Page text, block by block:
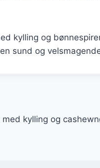
kylling og
sund og
med kylling og